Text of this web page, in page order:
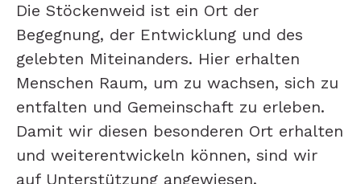
Die Stöckenweid ist ein Ort der
Begegnung, der Entwicklung und des
gelebten Miteinanders. Hier erhalten
Menschen Raum, um zu wachsen, sich zu
entfalten und Gemeinschaft zu erleben.
Damit wir diesen besonderen Ort erhalten
und weiterentwickeln können, sind wir
auf Unterstützung angewiesen.